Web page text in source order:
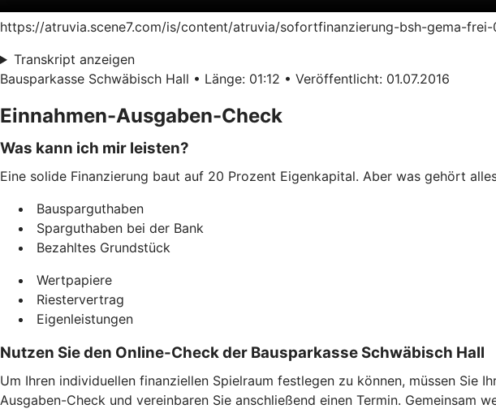
https://atruvia.scene7.com/is/content/atruvia/sofortfinanzierung-bsh-gema-
Transkript anzeigen
Bausparkasse Schwäbisch Hall • Länge: 01:12 • Veröffentlicht: 01.07.2016
Einnahmen-Ausgaben-Check
Was kann ich mir leisten?
Eine solide Finanzierung baut auf 20 Prozent Eigenkapital. Aber was gehört
Bausparguthaben
Sparguthaben bei der Bank
Bezahltes Grundstück
Wertpapiere
Riestervertrag
Eigenleistungen
Nutzen Sie den Online-Check der Bausparkasse Schwäbisch Hall
Um Ihren individuellen finanziellen Spielraum festlegen zu können, müssen Sie
Ausgaben-Check und vereinbaren Sie anschließend einen Termin. Gemeinsam